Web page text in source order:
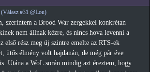
(Válasz #31 @Lou)
szerintem a Brood War zergekkel konkrétan
nem állnak kézre, és nincs hova levenni a
első rész meg új szintre emelte az RTS-ek
ütős élmény volt hajdanán, de még pár éve
Utána a WoL során mindig azt éreztem, hogy